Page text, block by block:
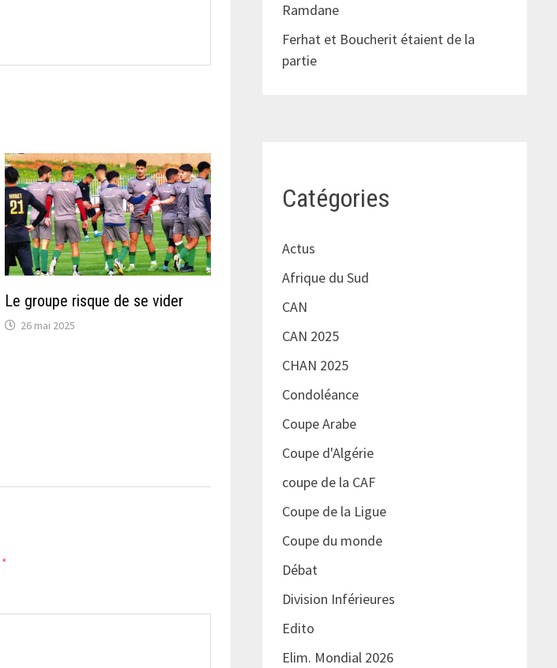
Le groupe risque de se vider
26 mai 2025
*
Ramdane
Ferhat et Boucherit étaient de la
partie
Catégories
Actus
Afrique du Sud
CAN
CAN 2025
CHAN 2025
Condoléance
Coupe Arabe
Coupe d'Algérie
coupe de la CAF
Coupe de la Ligue
Coupe du monde
Débat
Division Inférieures
Edito
Elim. Mondial 2026